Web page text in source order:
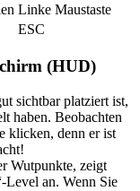
Linke Maustaste
ESC
(HUD)
sichtbar platziert ist,
haben. Beobachten
klicken, denn er ist
Wutpunkte, zeigt
Level an. Wenn Sie